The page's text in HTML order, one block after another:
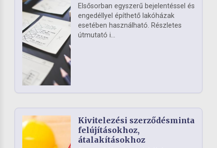
Elsősorban egyszerű bejelentéssel és
engedéllyel építhető lakóházak
esetében használható. Részletes
útmutató i...
Kivitelezési szerződésminta
felújításokhoz,
átalakításokhoz